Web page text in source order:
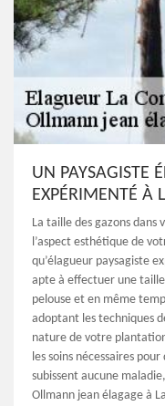
UN PAYSAGISTE
EXPÉRIMENTÉ À
La taille des gazons
l’aspect esthétique de
qu’élagueur paysagiste
apte à effectuer une
pelouse et en même
adoptant les techniques
nature de votre
les soins nécessaires
subissent aucune
Ollmann jean élagage à